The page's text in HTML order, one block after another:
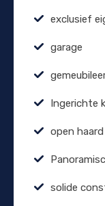
exclusief
garage
Ingerichte
open haard
solide